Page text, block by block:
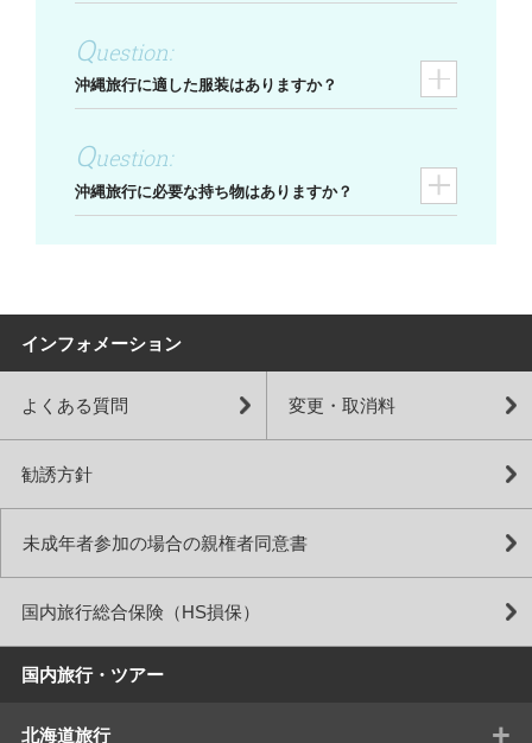
沖縄旅行に適した服装はありますか？
沖縄旅行に必要な持ち物はありますか？
インフォメーション
よくある質問 変更・取消料
勧誘方針
未成年者参加の場合の親権者同意書
国内旅行総合保険（HS損保）
国内旅行・ツアー
北海道旅行 +